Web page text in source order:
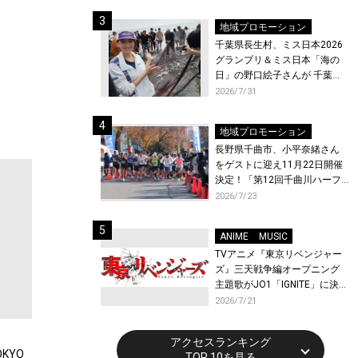
映が決定！
地域プロモーション
千葉県長生村、ミス日本2026
グランプリ＆ミス日本「海の
日」の野口絵子さんが 千葉県
唯一の村・長生村で地引網を
2026/7/31
地域プロモーション
長野県千曲市、小平奈緒さん
をゲストに迎え11月22日開催
決定！「第12回千曲川ハーフ
マラソン」エントリー受付開
2026/7/23
ANIME
MUSIC
TVアニメ『東京リベンジャー
ズ』三天戦争編オープニング
主題歌がJO1「IGNITE」に決
定！メンバー全員から喜びと
トが到着！9月に東京・大阪で
先行上映会を開催！
2026/7/21
アクセスランキング